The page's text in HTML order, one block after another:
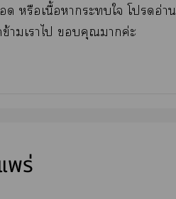
หรือเนื้อาะใ โอ่าน
ามเาไ คุณาค่ะ
พร่